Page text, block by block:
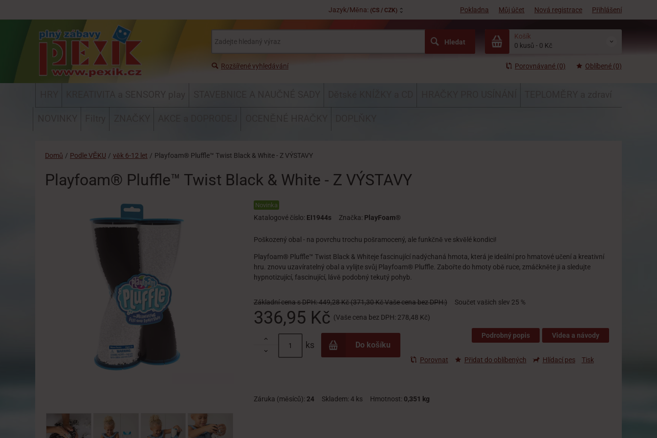
Jazyk/Měna: (CS / CZK) Pokladna Můj účet Nová registrace Přihlášení
Hledat
Košík
0 kusů - 0 Kč
Rozšířené vyhledávání Porovnávané (0) Oblíbené (0)
Domů / Podle VĚKU / věk 6-12 let / Playfoam® Pluffle™ Twist Black & White - Z VÝSTAVY
Playfoam® Pluffle™ Twist Black & White - Z VÝSTAVY
Novinka
Katalogové číslo: EI1944s Značka: PlayFoam®
Poškozený obal - na povrchu trochu pošramocený, ale funkčně ve skvělé kondici!
Playfoam® Pluffle™ Twist Black & Whiteje fascinující nadýchaná hmota, která je ideální pro hmatové učení a kreativní
hru. znovu uzavíratelný obal a vylijte svůj Playfoam® Pluffle. Zabořte do hmoty obě ruce, zmáčkněte ji a sledujte
hypnotizující, fascinující, lávě podobný tekutý pohyb.
Základní cena s DPH:449,28 Kč(371,30 Kč Vaše cena bez DPH:) Součet vašich slev 25 %
336,95 Kč (Vaše cena bez DPH: 278,48 Kč)
Videa a návody
Podrobný popis


ks Do košíku
Porovnat Přidat do oblíbených Hlídací pes Tisk
Záruka (měsíců): 24 Skladem: 4 ks Hmotnost: 0,351 kg